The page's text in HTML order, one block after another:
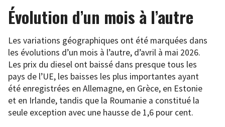
Évolution d’un mois à l’autre
Les variations géographiques ont été marquées dans
les évolutions d’un mois à l’autre, d’avril à mai 2026.
Les prix du diesel ont baissé dans presque tous les
pays de l’UE, les baisses les plus importantes ayant
été enregistrées en Allemagne, en Grèce, en Estonie
et en Irlande, tandis que la Roumanie a constitué la
seule exception avec une hausse de 1,6 pour cent.